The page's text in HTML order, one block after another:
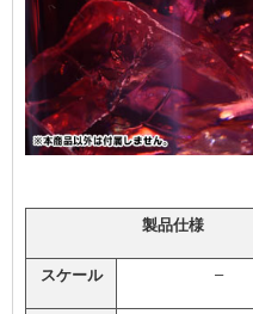
製品仕様
スケール –